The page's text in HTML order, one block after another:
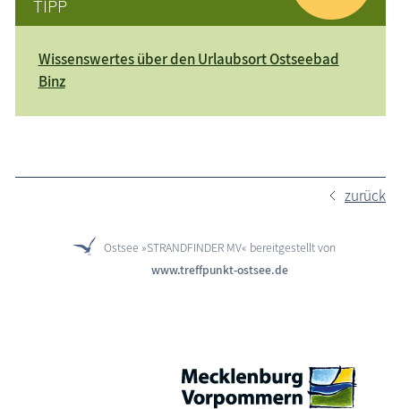
TIPP
Wissenswertes über den Urlaubsort Ostseebad
Binz
zurück
Ostsee »STRANDFINDER MV« bereitgestellt von
www.treffpunkt-ostsee.de